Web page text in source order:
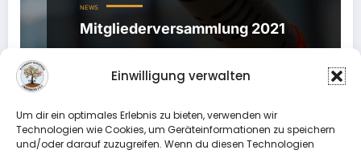
Einwilligung verwalten
Um dir ein optimales Erlebnis zu bieten, verwenden wir
Technologien wie Cookies, um Geräteinformationen zu speichern
und/oder darauf zuzugreifen. Wenn du diesen Technologien
NEWS
Mitgliederversammlung 2021
Liebe Gartenfreundinnen und Gartenfreunde, in
Mitgliederversammlung wieder als
Präsenzveranstaltung durchzuführen.…